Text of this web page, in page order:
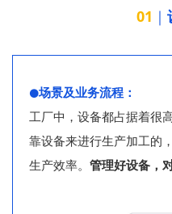
01 ｜
⚫场景及业务流程：
工厂中，设备都占据着很
靠设备来进行生产加工的
生产效率。 管理好设备，